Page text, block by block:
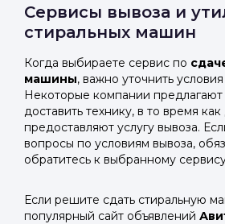
Сервисы вывоза и
стиральных машин
Когда выбираете сервис по
машины, важно уточнить
Некоторые компании предлагают
доставить технику, в то время как
предоставляют услугу вывоза.
вопросы по условиям вывоза,
обратитесь к выбранному
Если решите сдать стиральную
популярный сайт объявлений